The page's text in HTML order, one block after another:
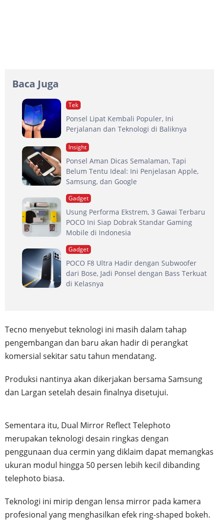
Baca Juga
Tek
Ponsel Lipat Kembali Populer, Ini
Perjalanan dan Teknologi di Baliknya
Insight
Ponsel Aman Dicas Semalaman, Tapi
Belum Tentu Ideal: Ini Penjelasan Apple,
Samsung, dan Google
Gadget
Usung Performa Ekstrem, 3 Gawai Terbaru
POCO Ini Siap Dobrak Standar Gaming
Mobile di Indonesia
Gadget
POCO F8 Ultra Hadir dengan Subwoofer
dari Bose, Jadi Ponsel dengan Bass Terkuat
di Kelasnya
Tecno menyebut teknologi ini masih dalam tahap
pengembangan dan baru akan hadir di perangkat
komersial sekitar satu tahun mendatang.
Produksi nantinya akan dikerjakan bersama Samsung
dan Largan setelah desain finalnya disetujui.
Sementara itu, Dual Mirror Reflect Telephoto
merupakan teknologi desain ringkas dengan
penggunaan dua cermin yang diklaim dapat memangkas
ukuran modul hingga 50 persen lebih kecil dibanding
telephoto biasa.
Teknologi ini mirip dengan lensa mirror pada kamera
profesional yang menghasilkan efek ring-shaped bokeh.